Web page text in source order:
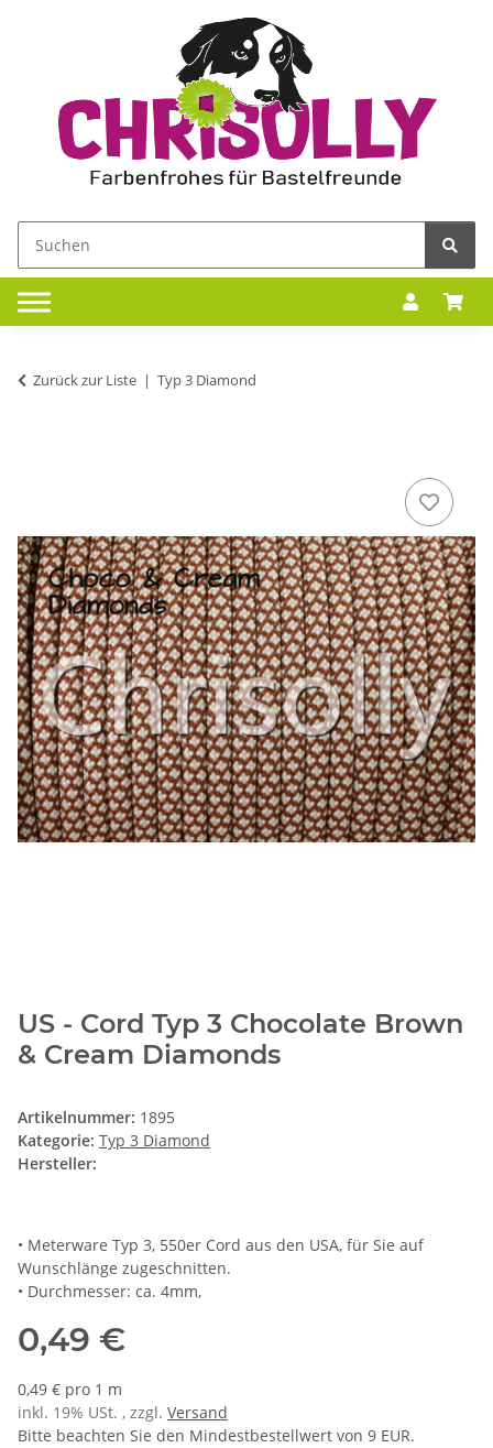
Zurück zur Liste Typ 3 Diamond
US - Cord Typ 3 Chocolate Brown
& Cream Diamonds
Artikelnummer: 1895
Kategorie: Typ 3 Diamond
Hersteller:
• Meterware Typ 3, 550er Cord aus den USA, für Sie auf
Wunschlänge zugeschnitten.
• Durchmesser: ca. 4mm,
0,49 €
0,49 € pro 1 m
inkl. 19% USt. , zzgl. Versand
Bitte beachten Sie den Mindestbestellwert von 9 EUR.